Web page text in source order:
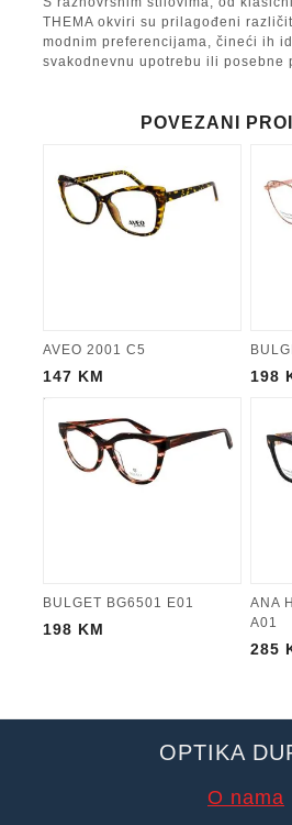
THEMA okviri su prilagođeni
modnim preferencijama, čineći ih
svakodnevnu upotrebu ili posebne
POVEZANI
AVEO 2001 C5
147 KM 198
BULGET BG6501 E01
198 KM
ANA
A01
285
OPTIKA
O nama